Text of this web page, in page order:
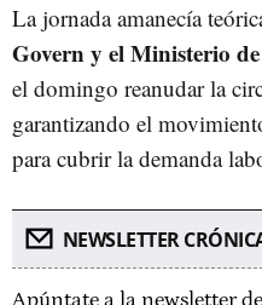
La jornada amanecía
Govern y el Ministerio
el domingo reanudar la
garantizando el
para cubrir la demanda
NEWSLETTER
Apúntate a la newsletter